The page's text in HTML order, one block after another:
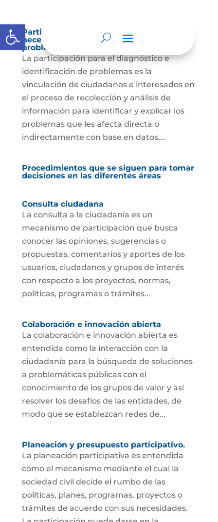
Abrir barra de herramientas
Participación para el diagnóstico de
necesidades e identificación de
problemas.
La participación para el diagnóstico e
identificación de problemas es la
vinculación de ciudadanos e interesados en
el proceso de recolección y análisis de
información para identificar y explicar los
problemas que les afecta directa o
indirectamente con base en datos,...
Procedimientos que se siguen para tomar
decisiones en las diferentes áreas
Consulta ciudadana
La consulta a la ciudadanía es un
mecanismo de participación que busca
conocer las opiniones, sugerencias o
propuestas, comentarios y aportes de los
usuarios, ciudadanos y grupos de interés
con respecto a los proyectos, normas,
políticas, programas o trámites...
Colaboración e innovación abierta
La colaboración e innovación abierta es
entendida como la interacción con la
ciudadanía para la búsqueda de soluciones
a problemáticas públicas con el
conocimiento de los grupos de valor y así
resolver los desafíos de las entidades, de
modo que se establezcan redes de...
Planeación y presupuesto participativo.
La planeación participativa es entendida
como el mecanismo mediante el cual la
sociedad civil decide el rumbo de las
políticas, planes, programas, proyectos o
trámites de acuerdo con sus necesidades.